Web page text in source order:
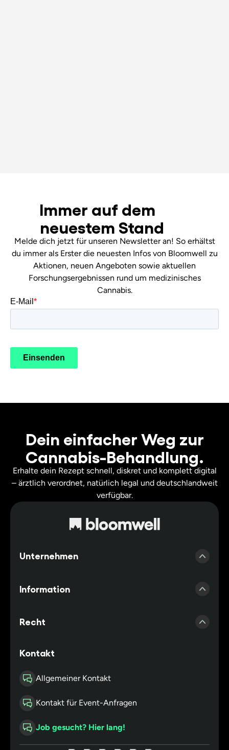
Immer auf dem
neuestem Stand
Melde dich jetzt für unseren Newsletter an! So erhältst
du immer als Erster die neuesten Infos von Bloomwell zu
Aktionen, neuen Angeboten sowie aktuellen
Forschungsergebnissen rund um medizinisches
Cannabis.
Dein einfacher Weg zur
Cannabis-Behandlung.
Erhalte dein Rezept schnell, diskret und komplett digital
– ärztlich verordnet, natürlich legal und deutschlandweit
verfügbar.
Unternehmen
Kooperationsärzte
Affiliateprogamm
Bloomwell Gutschein
Link
Information
Cannabis Blog
Häufig gestellte Fragen
Med. Cannabis kaufen
Recht
Cookie Einstellungen
Nutzungsbedingungen
Widerruf
Kontakt
Allgemeiner Kontakt
Kontakt für Event-Anfragen
Job gesucht? Hier lang!